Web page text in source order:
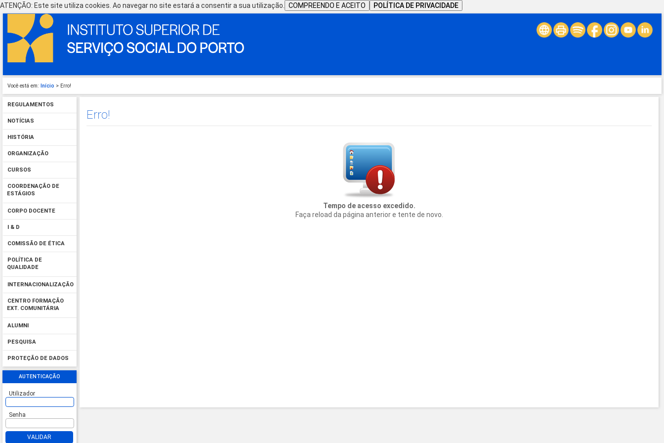
ATENÇÃO: Este site utiliza cookies. Ao navegar no site estará a consentir a sua utilização. COMPREENDO E ACEITO POLÍTICA DE PRIVACIDADE
Você está em: Início > Erro!
REGULAMENTOS
NOTÍCIAS
HISTÓRIA
ORGANIZAÇÃO
CURSOS
COORDENAÇÃO DE
ESTÁGIOS
CORPO DOCENTE
I & D
COMISSÃO DE ÉTICA
POLÍTICA DE
QUALIDADE
INTERNACIONALIZAÇÃO
CENTRO FORMAÇÃO
EXT. COMUNITÁRIA
ALUMNI
PESQUISA
PROTEÇÃO DE DADOS
AUTENTICAÇÃO
Utilizador
Senha
VALIDAR
Erro!
Tempo de acesso excedido.
Faça reload da página anterior e tente de novo.